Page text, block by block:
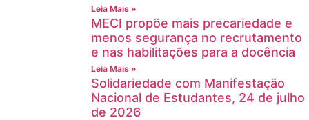
Leia Mais »
MECI propõe mais precariedade e
menos segurança no recrutamento
e nas habilitações para a docência
Leia Mais »
Solidariedade com Manifestação
Nacional de Estudantes, 24 de julho
de 2026